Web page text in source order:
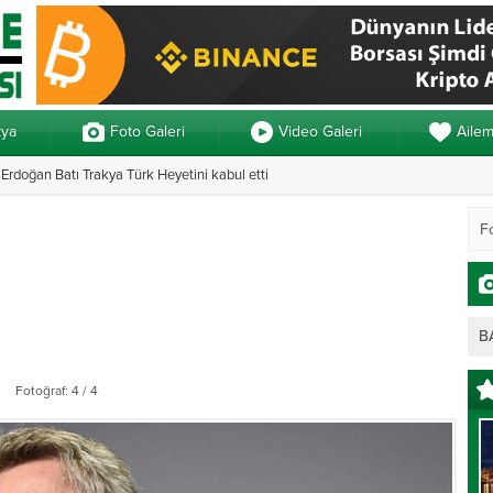
Foto Galeri Video Galeri Ailem
Batı Trakya Türk Heyetini kabul etti
Fotoğraf: 4 / 4